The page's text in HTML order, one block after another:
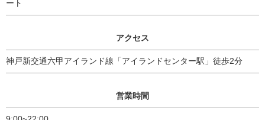
ート
アクセス
神戸新交通六甲アイランド線「アイランドセンター駅」徒歩2分
営業時間